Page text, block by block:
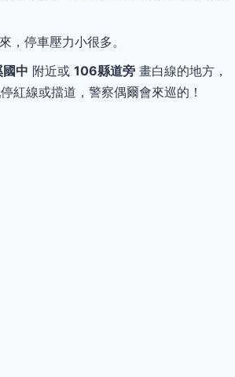
，停車壓力小很多。
中 附近或 106縣道旁 畫白線的地方，
紅線或擋道，警察偶爾會來巡的！